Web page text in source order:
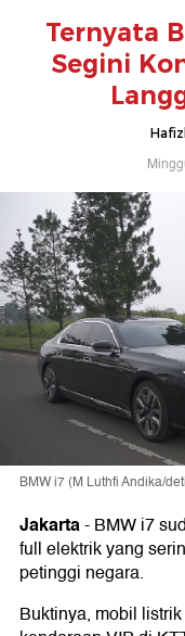
Ternyata
Segini
BMW i7 (M Luthfi Andika/
Jakarta-BMW i7
full elektrik yang
petinggi negara.
Buktinya, mobil